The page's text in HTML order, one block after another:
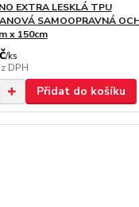
EXTRA LESKLÁ TPU
SAMOOPRAVNÁ
x 150cm
/ks
DPH
Přidat do košíku